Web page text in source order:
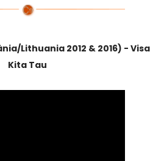
Lithuania 2012 & 2016) - Visa
Kita Tau